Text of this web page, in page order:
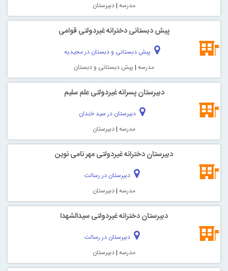
مدرسه |دبیرستان
پیش دبستانی دخترانه غیردولتی قوامی
پیش دبستانی و دبستان در مجیدیه
مدرسه | پیش دبستانی و دبستان
دبیرستان پسرانه غیردولتی علم سلیم
دبیرستان در سید خندان
مدرسه |دبیرستان
دبیرستان دخترانه غیردولتی مهر نامی نوین
دبیرستان در رسالت
مدرسه |دبیرستان
دبیرستان دخترانه غیردولتی سیدالشهدا
دبیرستان در رسالت
مدرسه |دبیرستان